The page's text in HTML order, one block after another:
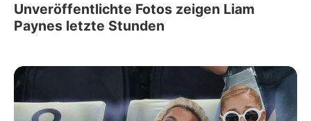
Unveröffentlichte Fotos zeigen Liam
Paynes letzte Stunden